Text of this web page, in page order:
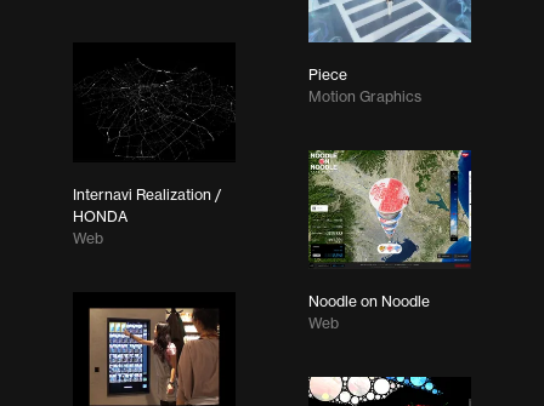
Piece
Motion Graphics
Internavi Realization /
HONDA
Web
Noodle on Noodle
Web